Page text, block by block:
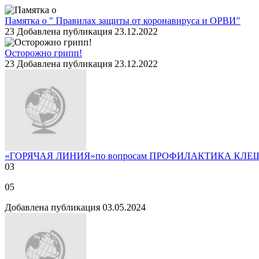
Памятка о " Правилах защиты от коронавируса и ОРВИ"
23 Добавлена публикация 23.12.2022
Осторожно грипп!
23 Добавлена публикация 23.12.2022
«ГОРЯЧАЯ ЛИНИЯ»по вопросам ПРОФИЛАКТИКА
03
05
Добавлена публикация 03.05.2024